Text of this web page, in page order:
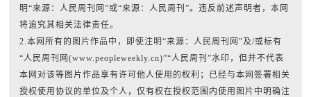
明“来源：人民周刊网”或“来源：人民周刊”。违反前述声明者，本网
将追究其相关法律责任。
2.本网所有的图片作品中，即使注明“来源：人民周刊网”及/或标有
“人民周刊网(www.peopleweekly.cn)”“人民周刊”水印，但并不代表
本网对该等图片作品享有许可他人使用的权利；已经与本网签署相关
授权使用协议的单位及个人，仅有权在授权范围内使用图片中明确注